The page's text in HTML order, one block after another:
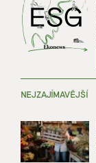
NEJZAJÍMAVĚJŠÍ